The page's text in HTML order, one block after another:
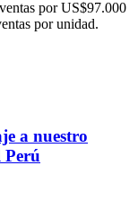
por US$97.000
por unidad.
a nuestro
Perú